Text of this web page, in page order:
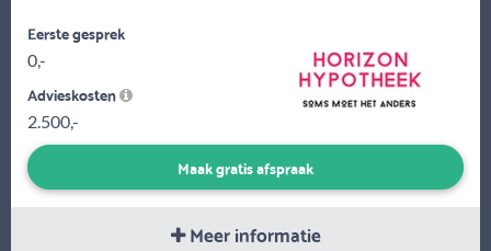
Eerste gesprek
0,-
Advieskosten
2.500,-
Maak gratis afspraak
Meer informatie